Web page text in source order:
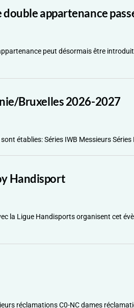
appartenance
peut désormais être
Bruxelles 2026-2027
établies: Séries IWB Messieurs Séries
Handisport
la Ligue Handisports organisent cet
réclamations C0-NC dames